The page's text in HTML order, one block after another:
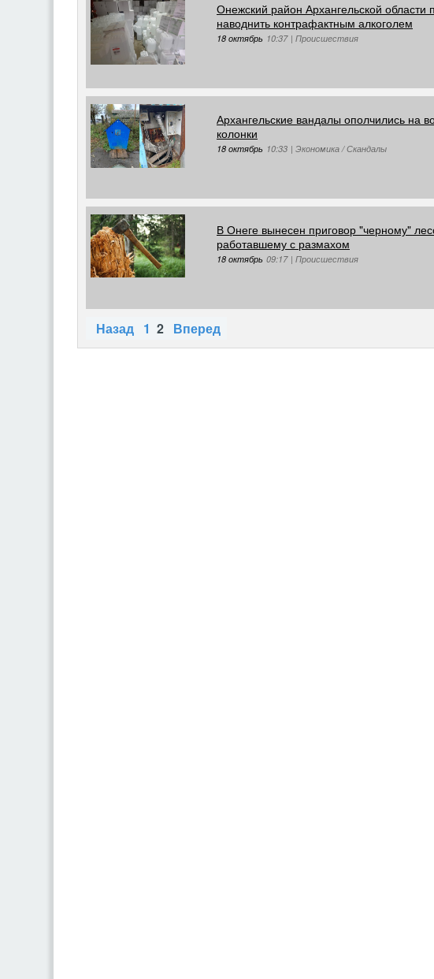
Онежский район Архангельской области
наводнить контрафактным алкоголем
18 октябрь 10:37 | Происшествия
Архангельские вандалы ополчились на
колонки
18 октябрь 10:33 | Экономика / Скандалы
В Онеге вынесен приговор "черному"
работавшему с размахом
18 октябрь 09:17 | Происшествия
Назад 1 2 Вперед